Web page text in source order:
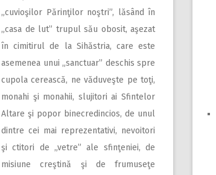
„cuvioşilor Părinţilor noştri”, lăsând în
„casa de lut” trupul său obosit, aşezat
în cimitirul de la Sihăstria, care este
asemenea unui „sanctuar” deschis spre
cupola cerească, ne văduveşte pe toţi,
monahi şi monahii, slujitori ai Sfintelor
Altare şi popor binecredincios, de unul
dintre cei mai reprezentativi, nevoitori
şi ctitori de „vetre” ale sfinţeniei, de
misiune creştină şi de frumuseţe